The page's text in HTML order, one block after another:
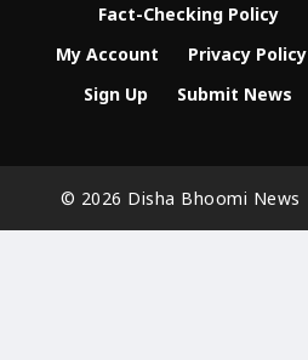
Fact-Checking Policy
My Account
Privacy Policy
Sign Up
Submit News